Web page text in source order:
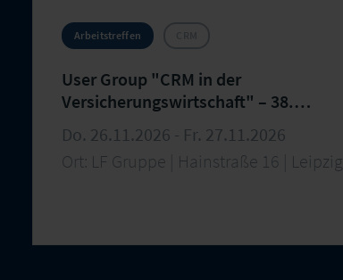
Arbeitstreffen
User Group "CRM in der
Versicherungswirtschaft" – 38.
Do. 26.11.2026 - Fr. 27.11.2026
Ort: LF Gruppe | Hainstraße 16 | Leipzig